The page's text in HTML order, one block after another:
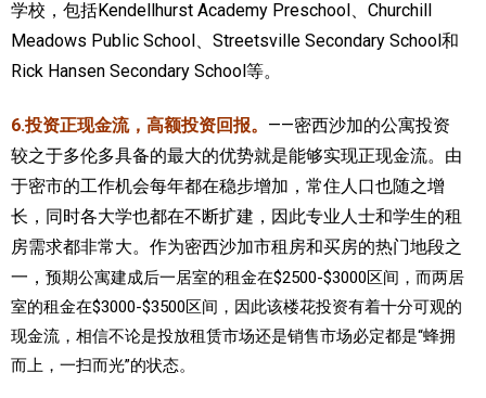
学校，包括Kendellhurst Academy Preschool、Churchill
Meadows Public School、Streetsville Secondary School和
Rick Hansen Secondary School等。
6.投资正现金流，高额投资回报。 ——密西沙加的公寓投资
较之于多伦多具备的最大的优势就是能够实现正现金流。由
于密市的工作机会每年都在稳步增加，常住人口也随之增
长，同时各大学也都在不断扩建，因此专业人士和学生的租
房需求都非常大。作为密西沙加市租房和买房的热门地段之
一， 预期公寓建成后一居室的租金在$2500-$3000区间，而两居
室的租金在$3000-$3500区间，因此该楼花投资有着十分可观的
现金流，相信不论是投放租赁市场还是销售市场必定都是“蜂拥
而上，一扫而光”的状态。